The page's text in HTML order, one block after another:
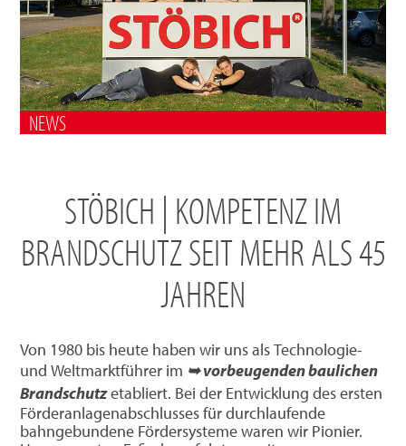
NEWS
STÖBICH | KOMPETENZ IM
BRANDSCHUTZ SEIT MEHR ALS 45
JAHREN
Von 1980 bis heute haben wir uns als Technologie-
und Weltmarktführer im ➥ vorbeugenden baulichen
Brandschutzetabliert. Bei der Entwicklung des ersten
Förderanlagenabschlusses für durchlaufende
bahngebundene Fördersysteme waren wir Pionier.